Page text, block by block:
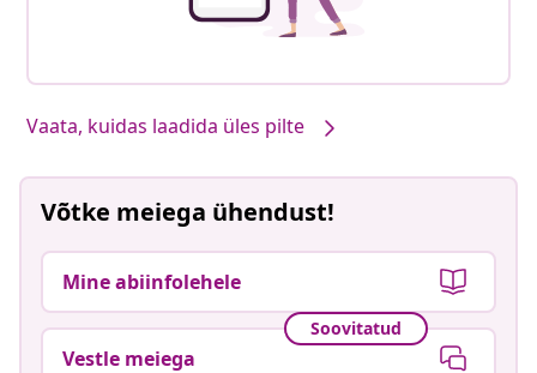
Vaata, kuidas laadida üles pilte
Võtke meiega ühendust!
Mine abiinfolehele
Soovitatud
Vestle meiega